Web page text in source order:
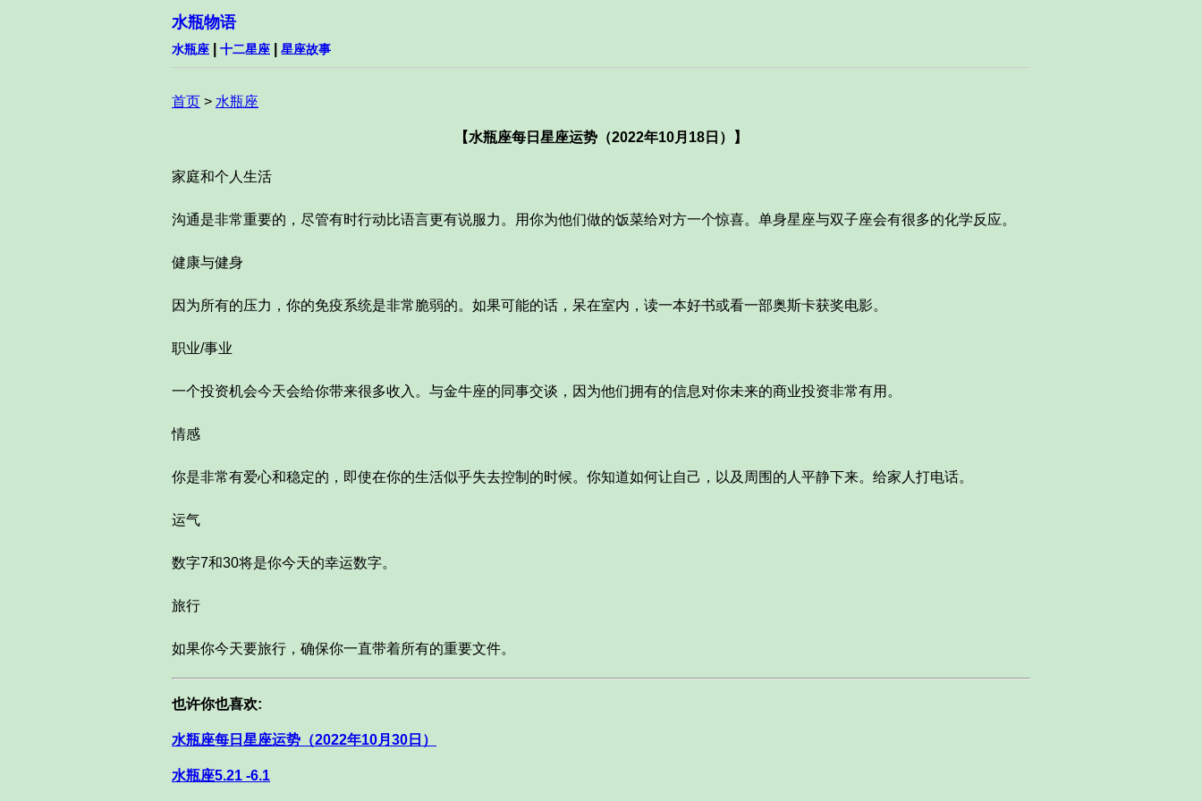
水瓶物语
水瓶座 十二星座 星座故事
首页 > 水瓶座
【水瓶座每日星座运势（2022年10月18日）】
家庭和个人生活
沟通是非常重要的，尽管有时行动比语言更有说服力。用你为他们做的饭菜给对方一个惊喜。单身星座与双子座会有很多的化学反应。
健康与健身
因为所有的压力，你的免疫系统是非常脆弱的。如果可能的话，呆在室内，读一本好书或看一部奥斯卡获奖电影。
职业/事业
一个投资机会今天会给你带来很多收入。与金牛座的同事交谈，因为他们拥有的信息对你未来的商业投资非常有用。
情感
你是非常有爱心和稳定的，即使在你的生活似乎失去控制的时候。你知道如何让自己，以及周围的人平静下来。给家人打电话。
运气
数字7和30将是你今天的幸运数字。
旅行
如果你今天要旅行，确保你一直带着所有的重要文件。
也许你也喜欢:
水瓶座每日星座运势（2022年10月30日）
水瓶座5.21 -6.1